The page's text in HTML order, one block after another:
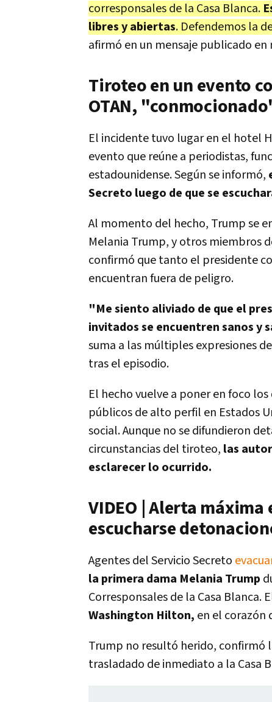
corresponsales de la Casa Blanca.
libres y abiertas. Defendemos la
afirmó en un mensaje publicado en
Tiroteo en un evento
OTAN,
El incidente tuvo lugar en el hotel
evento que reúne a periodistas,
estadounidense. Según se informó,
Secreto luego de que se
Al momento del hecho, Trump se
Melania Trump, y otros miembros
confirmó que tanto el presidente
encuentran fuera de peligro.
"Me siento aliviado de que el
invitados se encuentren sanos y
suma a las múltiples expresiones
tras el episodio.
El hecho vuelve a poner en foco
públicos de alto perfil en Estados
social. Aunque no se difundieron
circunstancias del tiroteo, las
esclarecer lo ocurrido.
VIDEO | Alerta
escucharse
Agentes del Servicio Secreto
la primera dama Melania Trump
Corresponsales de la Casa Blanca.
Washington Hilton, en el corazón
Trump no resultó herido, confirmó
trasladado de inmediato a la Casa